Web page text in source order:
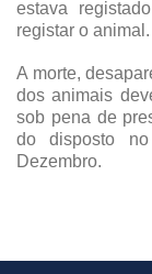
estava
registar o animal.
A morte,
dos animais
sob pena de
do disposto
Dezembro.